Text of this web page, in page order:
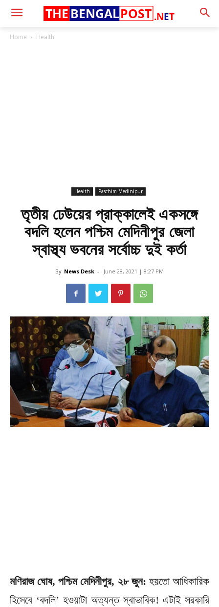
.NET
THE BENGALPOST
Home Health
Health Paschim Medinipur
তৃতীয় ঢেউয়ের প্রাক্কালেই একসঙ্গে
বদলি হলেন পশ্চিম মেদিনীপুর জেলা
স্বাস্থ্য ভবনের সর্বোচ্চ দুই কর্তা
By News Desk - June 28, 2021 | 8:27 PM
মণিরাজ ঘোষ, পশ্চিম মেদিনীপুর, ২৮ জুন: হয়তো আধিকারিক
হিসেবে ‘বদলি’ হওয়াটা অত্যন্ত স্বাভাবিক! এটাই সরকারি